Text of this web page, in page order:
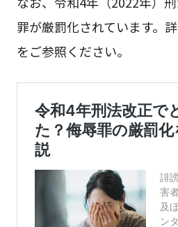
罪が厳罰化されています。
をご参照ください。